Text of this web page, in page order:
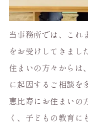
当事務所では、これ
をお受けしてきまし
住まいの方々からは
に起因するご相談を
恵比寿にお住まいの
く、子どもの教育に